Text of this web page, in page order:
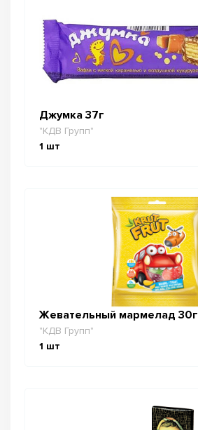
Джумка 37г
"КДВ Групп"
1 шт
Жевательный мармелад 30г
"КДВ Групп"
1 шт